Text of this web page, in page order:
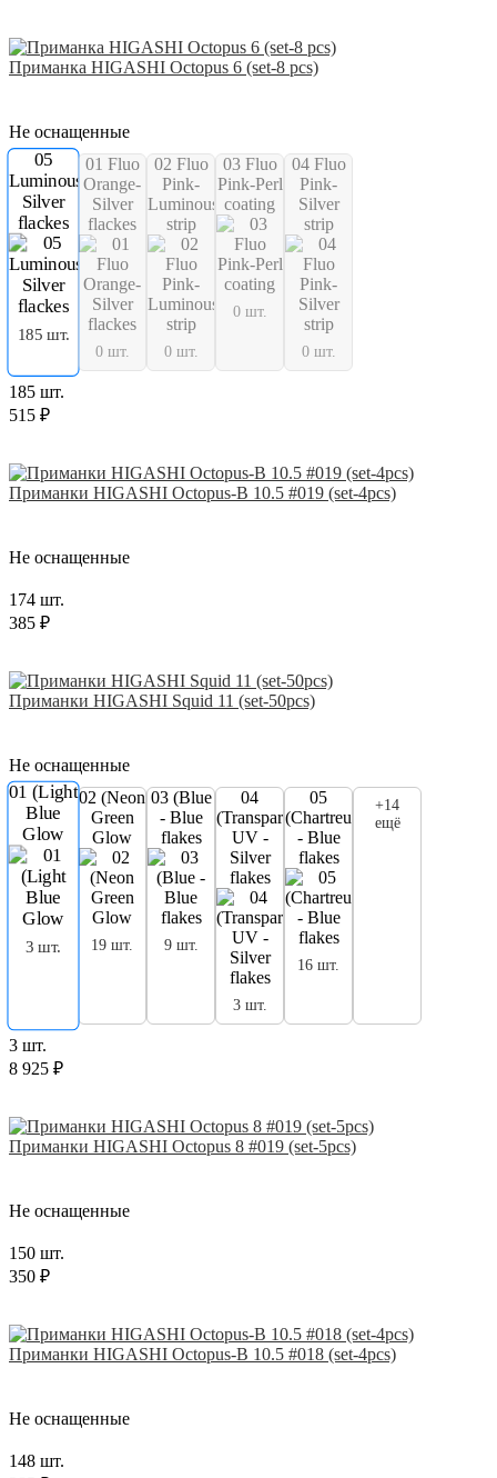
Приманка HIGASHI Octopus 6 (set-8 pcs)
Не оснащенные
05
Luminous-
Silver
flackes
185 шт.
01 Fluo
Orange-
Silver
flackes
0 шт.
02 Fluo
Pink-
Luminous
strip
0 шт.
03 Fluo
Pink-Perl
coating
0 шт.
04 Fluo
Pink-
Silver
strip
0 шт.
185 шт.
515 ₽
Приманки HIGASHI Octopus-B 10.5 #019 (set-4pcs)
Не оснащенные
174 шт.
385 ₽
Приманки HIGASHI Squid 11 (set-50pcs)
Не оснащенные
01 (Light
Blue
Glow
3 шт.
02 (Neon
Green
Glow
19 шт.
03 (Blue
- Blue
flakes
9 шт.
04
(Transparent
UV -
Silver
flakes
3 шт.
05
(Chartreuse
- Blue
flakes
16 шт.
+14
ещё
3 шт.
8 925 ₽
Приманки HIGASHI Octopus 8 #019 (set-5pcs)
Не оснащенные
150 шт.
350 ₽
Приманки HIGASHI Octopus-B 10.5 #018 (set-4pcs)
Не оснащенные
148 шт.